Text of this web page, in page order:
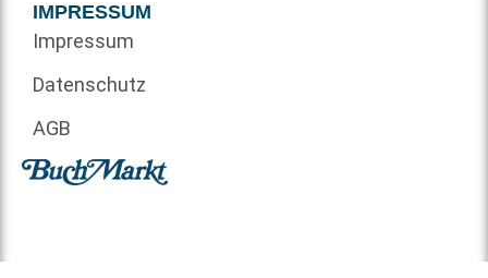
IMPRESSUM
Impressum
Datenschutz
AGB